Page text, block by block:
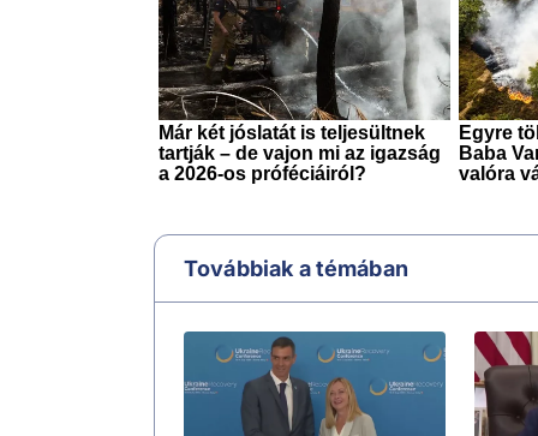
Továbbiak a témában